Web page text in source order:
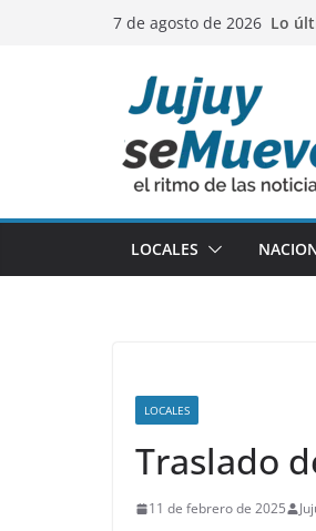
7 de agosto de 2026 Lo
LOCALES
LOCALES
Traslado
11 de febrero de 2025